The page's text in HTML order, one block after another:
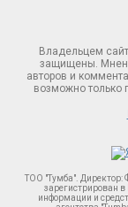
Владельцем
защищены.
авторов и
возможно только
ТОО "Тумба". Директор:
зарегистрирован в
информации и